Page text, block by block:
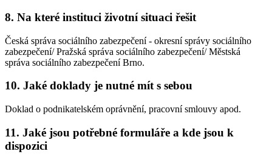
8. Na které instituci životní situaci řešit
Česká správa sociálního zabezpečení - okresní správy sociálního
zabezpečení/ Pražská správa sociálního zabezpečení/ Městská
správa sociálního zabezpečení Brno.
10. Jaké doklady je nutné mít s sebou
Doklad o podnikatelském oprávnění, pracovní smlouvy apod.
11. Jaké jsou potřebné formuláře a kde jsou k
dispozici